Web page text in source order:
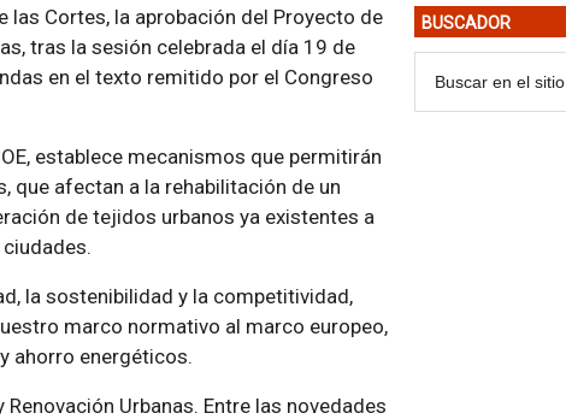
las Cortes, la aprobación del Proyecto de
tras la sesión celebrada el día 19 de
en el texto remitido por el Congreso
establece mecanismos que permitirán
que afectan a la rehabilitación de un
de tejidos urbanos ya existentes a
la sostenibilidad y la competitividad,
marco normativo al marco europeo,
ahorro energéticos.
Urbanas. Entre las novedades
BUSCADOR